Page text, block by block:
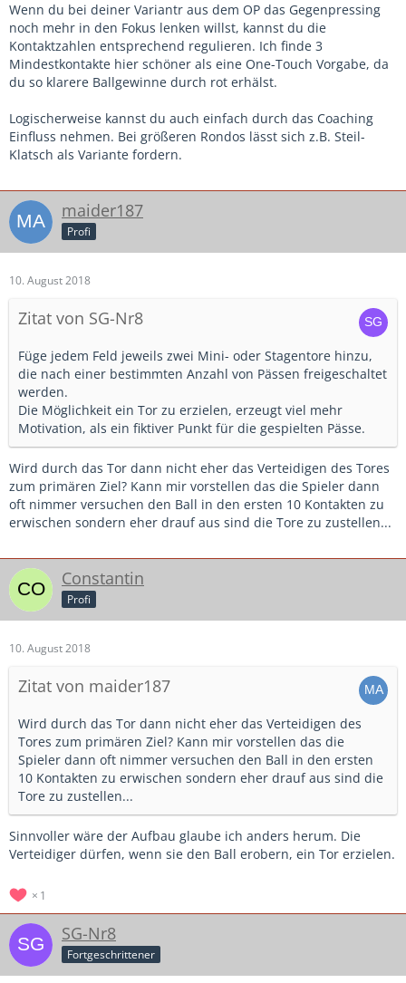
Wenn du bei deiner Variantr aus dem OP das Gegenpressing
noch mehr in den Fokus lenken willst, kannst du die
Kontaktzahlen entsprechend regulieren. Ich finde 3
Mindestkontakte hier schöner als eine One-Touch Vorgabe, da
du so klarere Ballgewinne durch rot erhälst.
Logischerweise kannst du auch einfach durch das Coaching
Einfluss nehmen. Bei größeren Rondos lässt sich z.B. Steil-
Klatsch als Variante fordern.
maider187
Profi
10. August 2018
Zitat von SG-Nr8
Füge jedem Feld jeweils zwei Mini- oder Stagentore hinzu,
die nach einer bestimmten Anzahl von Pässen freigeschaltet
werden.
Die Möglichkeit ein Tor zu erzielen, erzeugt viel mehr
Motivation, als ein fiktiver Punkt für die gespielten Pässe.
Wird durch das Tor dann nicht eher das Verteidigen des Tores
zum primären Ziel? Kann mir vorstellen das die Spieler dann
oft nimmer versuchen den Ball in den ersten 10 Kontakten zu
erwischen sondern eher drauf aus sind die Tore zu zustellen...
Constantin
Profi
10. August 2018
Zitat von maider187
Wird durch das Tor dann nicht eher das Verteidigen des
Tores zum primären Ziel? Kann mir vorstellen das die
Spieler dann oft nimmer versuchen den Ball in den ersten
10 Kontakten zu erwischen sondern eher drauf aus sind die
Tore zu zustellen...
Sinnvoller wäre der Aufbau glaube ich anders herum. Die
Verteidiger dürfen, wenn sie den Ball erobern, ein Tor erzielen.
1
SG-Nr8
Fortgeschrittener